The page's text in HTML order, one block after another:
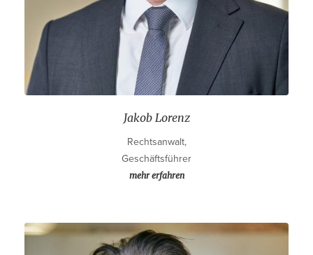
Jakob Lorenz
Rechtsanwalt,
Geschäftsführer
mehr erfahren